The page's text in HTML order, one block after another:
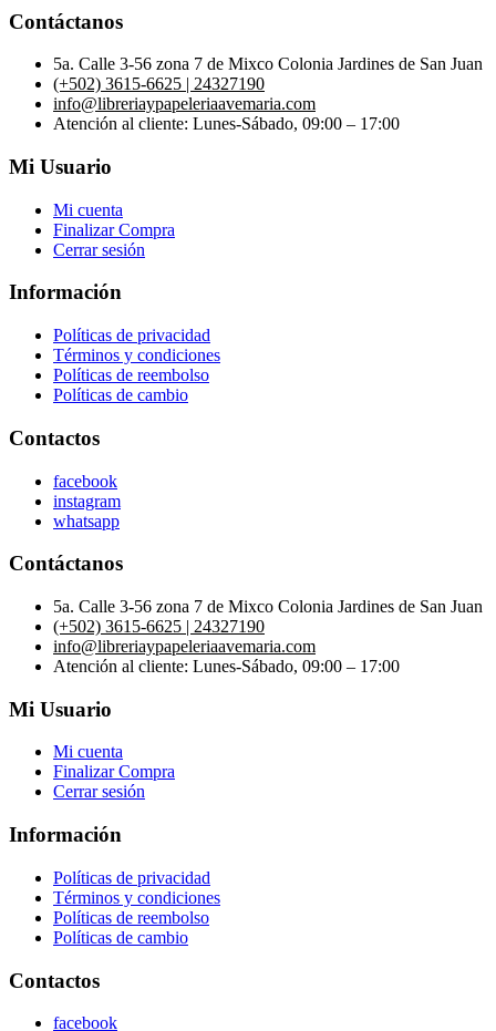
Contáctanos
5a. Calle 3-56 zona 7 de Mixco Colonia Jardines de San Juan
(+502) 3615-6625 | 24327190
info@libreriaypapeleriaavemaria.com
Atención al cliente: Lunes-Sábado, 09:00 – 17:00
Mi Usuario
Mi cuenta
Finalizar Compra
Cerrar sesión
Información
Políticas de privacidad
Términos y condiciones
Políticas de reembolso
Políticas de cambio
Contactos
facebook
instagram
whatsapp
Contáctanos
5a. Calle 3-56 zona 7 de Mixco Colonia Jardines de San Juan
(+502) 3615-6625 | 24327190
info@libreriaypapeleriaavemaria.com
Atención al cliente: Lunes-Sábado, 09:00 – 17:00
Mi Usuario
Mi cuenta
Finalizar Compra
Cerrar sesión
Información
Políticas de privacidad
Términos y condiciones
Políticas de reembolso
Políticas de cambio
Contactos
facebook